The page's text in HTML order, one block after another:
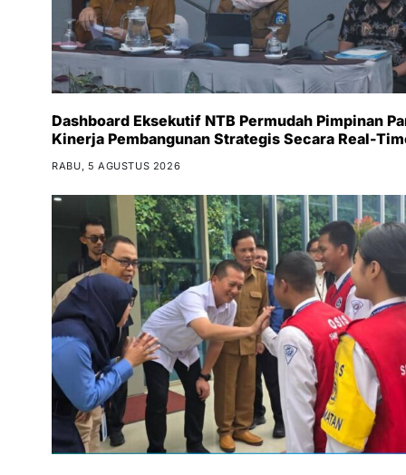
Dashboard Eksekutif NTB Permudah Pimpinan
Kinerja Pembangunan Strategis Secara Real-
RABU, 5 AGUSTUS 2026